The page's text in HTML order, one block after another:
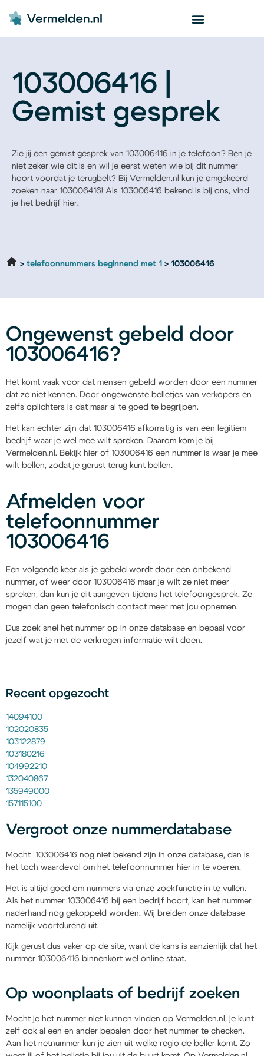
103006416 |
Gemist gesprek
Zie jij een gemist gesprek van 103006416 in je telefoon? Ben je
niet zeker wie dit is en wil je eerst weten wie bij dit nummer
hoort voordat je terugbelt? Bij Vermelden.nl kun je omgekeerd
zoeken naar 103006416! Als 103006416 bekend is bij ons, vind
je het bedrijf hier.
telefoonnummers beginnend met 1 103006416
Ongewenst gebeld door
103006416?
Het komt vaak voor dat mensen gebeld worden door een nummer
dat ze niet kennen. Door ongewenste belletjes van verkopers en
zelfs oplichters is dat maar al te goed te begrijpen.
Het kan echter zijn dat 103006416 afkomstig is van een legitiem
bedrijf waar je wel mee wilt spreken. Daarom kom je bij
Vermelden.nl. Bekijk hier of 103006416 een nummer is waar je mee
wilt bellen, zodat je gerust terug kunt bellen.
Afmelden voor
telefoonnummer
103006416
Een volgende keer als je gebeld wordt door een onbekend
nummer, of weer door 103006416 maar je wilt ze niet meer
spreken, dan kun je dit aangeven tijdens het telefoongesprek. Ze
mogen dan geen telefonisch contact meer met jou opnemen.
Dus zoek snel het nummer op in onze database en bepaal voor
jezelf wat je met de verkregen informatie wilt doen.
Recent opgezocht
14094100
102020835
103122879
103180216
104992210
132040867
135949000
157115100
Vergroot onze nummerdatabase
Mocht 103006416 nog niet bekend zijn in onze database, dan is
het toch waardevol om het telefoonnummer hier in te voeren.
Het is altijd goed om nummers via onze zoekfunctie in te vullen.
Als het nummer 103006416 bij een bedrijf hoort, kan het nummer
naderhand nog gekoppeld worden. Wij breiden onze database
namelijk voortdurend uit.
Kijk gerust dus vaker op de site, want de kans is aanzienlijk dat het
nummer 103006416 binnenkort wel online staat.
Op woonplaats of bedrijf zoeken
Mocht je het nummer niet kunnen vinden op Vermelden.nl, je kunt
zelf ook al een en ander bepalen door het nummer te checken.
Aan het netnummer kun je zien uit welke regio de beller komt. Zo